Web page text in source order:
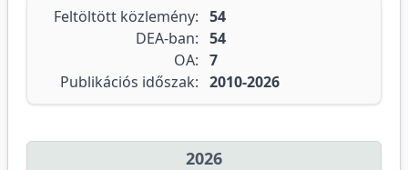
Feltöltött közlemény: 54
DEA-ban: 54
OA: 7
Publikációs időszak: 2010-2026
2026